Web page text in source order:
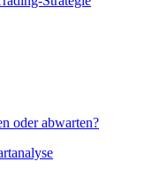
oder abwarten?